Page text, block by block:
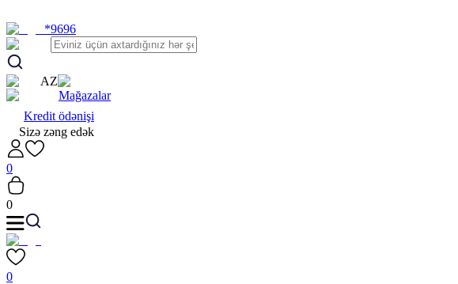
*9696
AZ
Mağazalar
Kredit ödənişi
Sizə zəng edək
0
0
0